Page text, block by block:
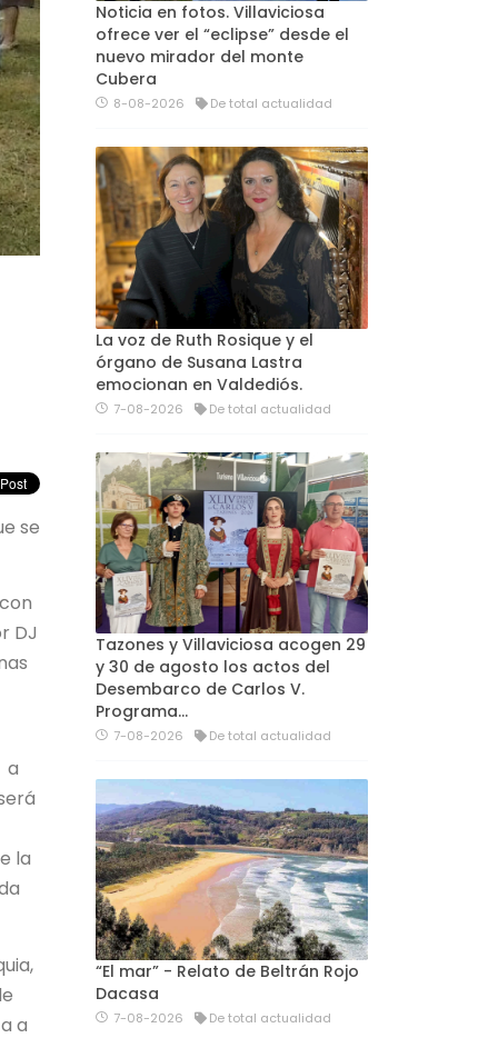
se
DJ
a
la
a
Noticia en fotos. Villaviciosa
ofrece ver el “eclipse” desde el
nuevo mirador del monte
Cubera
8-08-2026 De total actualidad
La voz de Ruth Rosique y el
órgano de Susana Lastra
emocionan en Valdediós.
7-08-2026 De total actualidad
Tazones y Villaviciosa acogen 29
y 30 de agosto los actos del
Desembarco de Carlos V.
Programa…
7-08-2026 De total actualidad
“El mar” - Relato de Beltrán Rojo
Dacasa
7-08-2026 De total actualidad